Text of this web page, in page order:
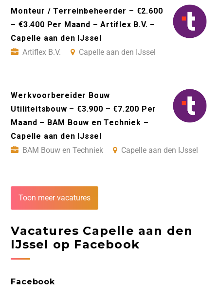
Monteur / Terreinbeheerder – €2.600
– €3.400 Per Maand – Artiflex B.V. –
Capelle aan den IJssel
Artiflex B.V.
Capelle aan den IJssel
Werkvoorbereider Bouw
Utiliteitsbouw – €3.900 – €7.200 Per
Maand – BAM Bouw en Techniek –
Capelle aan den IJssel
BAM Bouw en Techniek
Capelle aan den IJssel
Toon meer vacatures
Vacatures Capelle aan den
IJssel op Facebook
Facebook